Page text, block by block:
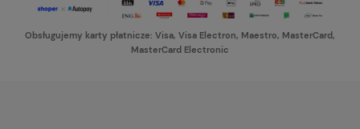
Obsługujemy karty płatnicze: Visa, Visa Electron, Maestro, MasterCard,
MasterCard Electronic